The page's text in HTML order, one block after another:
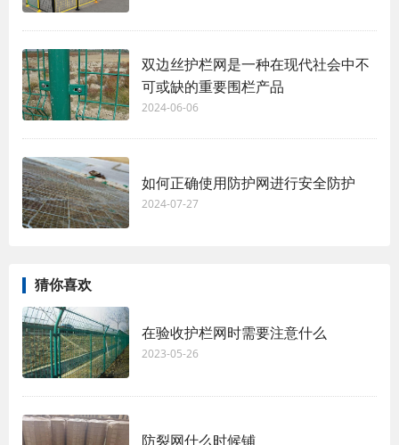
双边丝护栏网是一种在现代社会中不
可或缺的重要围栏产品
2024-06-06
如何正确使用防护网进行安全防护
2024-07-27
猜你喜欢
在验收护栏网时需要注意什么
2023-05-26
防裂网什么时候铺